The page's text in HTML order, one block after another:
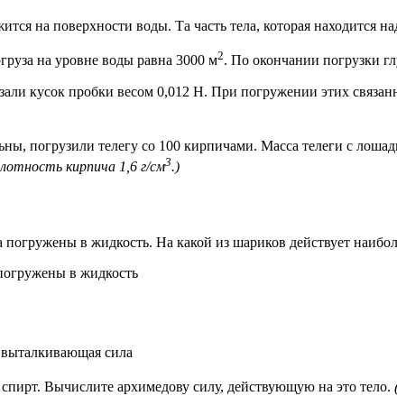
на поверхности воды. Та часть тела, которая находится
на уровне воды равна 3000 м2. По окончании погрузки
кусок пробки весом 0,012 Н. При погружении этих
погрузили телегу со 100 кирпичами. Масса телеги с
кирпича 1,6 г/см3.)
в жидкость. На какой из шариков действует
сила
Вычислите архимедову силу, действующую на это тело.